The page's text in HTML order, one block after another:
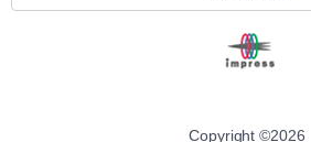
Copyright ©2026